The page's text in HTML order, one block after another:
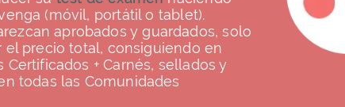
(móvil, portátil o tablet).
aprobados y guardados, solo
precio total, consiguiendo en
+ Carnés, sellados y
todas las Comunidades